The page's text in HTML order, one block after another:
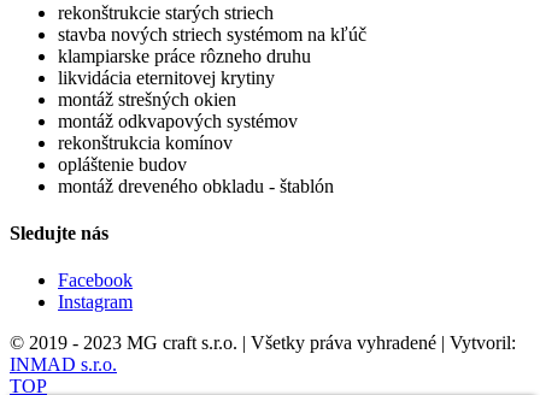
rekonštrukcie starých striech
stavba nových striech systémom na kľúč
klampiarske práce rôzneho druhu
likvidácia eternitovej krytiny
montáž strešných okien
montáž odkvapových systémov
rekonštrukcia komínov
opláštenie budov
montáž dreveného obkladu - štablón
Sledujte nás
Facebook
Instagram
© 2019 - 2023 MG craft s.r.o. | Všetky práva vyhradené | Vytvoril:
INMAD s.r.o.
TOP